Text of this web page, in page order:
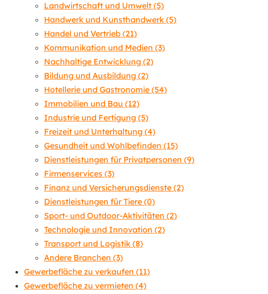
Landwirtschaft und Umwelt (5)
Handwerk und Kunsthandwerk (5)
Handel und Vertrieb (21)
Kommunikation und Medien (3)
Nachhaltige Entwicklung (2)
Bildung und Ausbildung (2)
Hotellerie und Gastronomie (54)
Immobilien und Bau (12)
Industrie und Fertigung (5)
Freizeit und Unterhaltung (4)
Gesundheit und Wohlbefinden (15)
Dienstleistungen für Privatpersonen (9)
Firmenservices (3)
Finanz und Versicherungsdienste (2)
Dienstleistungen für Tiere (0)
Sport- und Outdoor-Aktivitäten (2)
Technologie und Innovation (2)
Transport und Logistik (8)
Andere Branchen (3)
Gewerbefläche zu verkaufen (11)
Gewerbefläche zu vermieten (4)